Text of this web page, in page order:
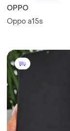
OPPO
Oppo a15s